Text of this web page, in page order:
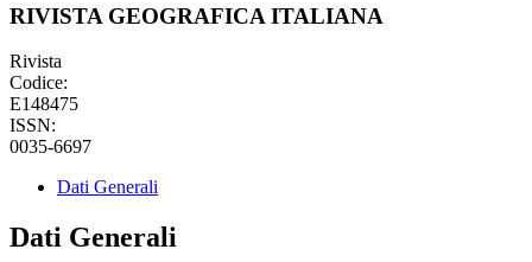
RIVISTA GEOGRAFICA ITALIANA
Rivista
Codice:
E148475
ISSN:
0035-6697
Dati Generali
Dati Generali